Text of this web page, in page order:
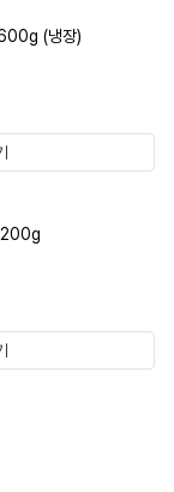
(냉장)
200g